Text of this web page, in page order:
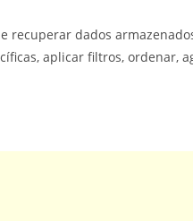
recuperar dados
aplicar filtros, ordenar,